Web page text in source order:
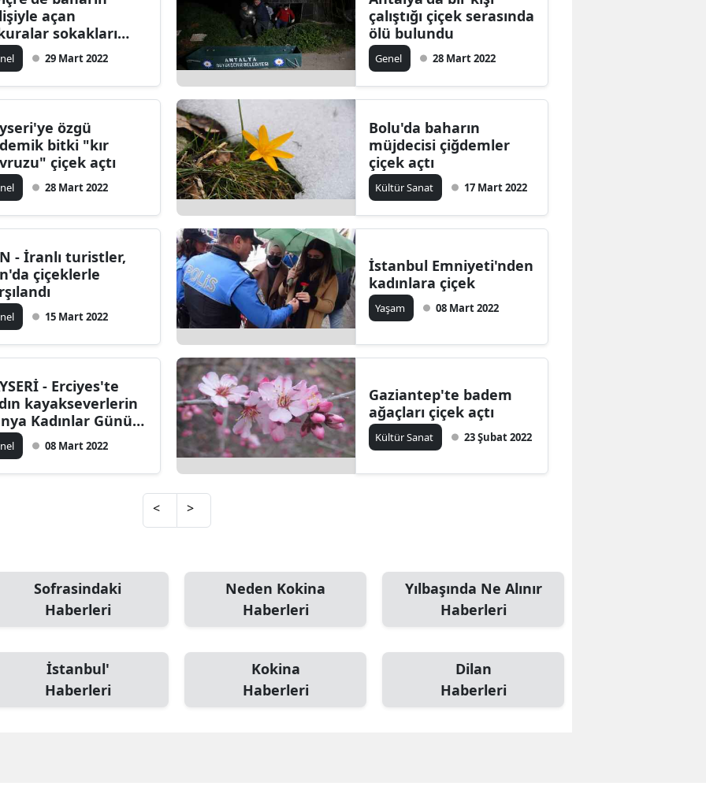
Diyarbakır
Elazığ
Erzurum
Gaziantep
Gümüşhane
Hatay
Mersin
Kastamonu
Kayseri
Kırklareli
Kırşehir
açan
sokakları
29 Mart 2022
çalıştığı çiçek serasında
ölü bulundu
Genel 28 Mart 2022
özgü
bitki "kır
çiçek açtı
28 Mart 2022
Bolu'da baharın
müjdecisi çiğdemler
çiçek açtı
Kültür Sanat 17 Mart 2022
- İranlı turistler,
çiçeklerle
15 Mart 2022
İstanbul Emniyeti'nden
kadınlara çiçek
Yaşam 08 Mart 2022
- Erciyes'te
kayakseverlerin
Kadınlar Günü
08 Mart 2022
Gaziantep'te badem
ağaçları çiçek açtı
Kültür Sanat 23 Şubat 2022
< >
Sofrasindaki
Haberleri
Neden Kokina
Haberleri
Yılbaşında Ne Alınır
Haberleri
İstanbul'
Haberleri
Kokina
Haberleri
Dilan
Haberleri